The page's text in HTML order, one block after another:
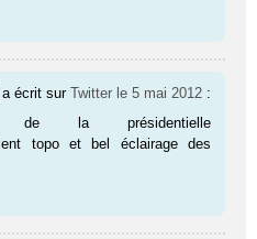
a écrit surTwitter le 5 mai 2012 :
de la présidentielle
topo et bel éclairage des